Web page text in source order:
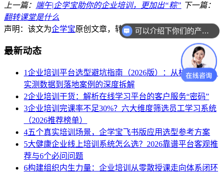
上一篇： 端午|企学宝助你的企业培训，更加出“粽” 下一篇：
翻转课堂是什么
声明：该文为企学宝原创文章，转载请注明出处,谢谢合作！
最新动态
1企业培训平台选型避坑指南（2026版）：从核心参数、
实测数据到落地案例的深度拆解
2企业培训干货：解析在线学习平台的客户服务“密码”
3企业培训完课率不足30%？六大维度筛选员工学习系统
（2026推荐榜单）
4五个真实培训场景，企学宝飞书版应用选型参考方案
5大健康企业线上培训系统怎么选？2026靠谱平台客观推
荐与6个必问问题
6构建组织内生力量：企业培训从零散授课走向体系闭环
可以介绍下你们的产品么？